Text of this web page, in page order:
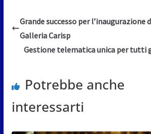
Grande successo per l’inaugurazione
Galleria Carisp
Gestione telematica unica per tutti
Potrebbe anche
interessarti